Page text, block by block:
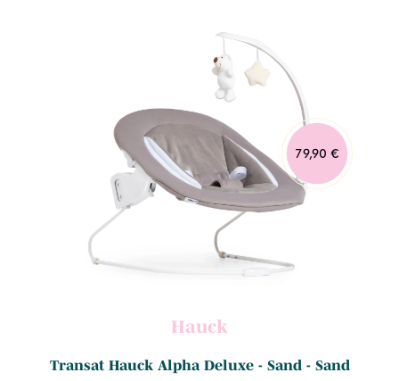
79,90 €
Hauck
Transat Hauck Alpha Deluxe - Sand - Sand